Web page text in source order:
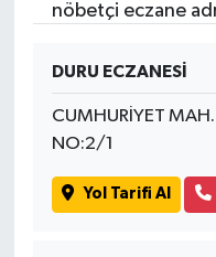
nöbetçi eczane
DURU ECZANESİ
CUMHURİYET
NO:2/1
Yol Tarifi Al